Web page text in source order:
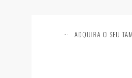
ADQUIRA O SEU